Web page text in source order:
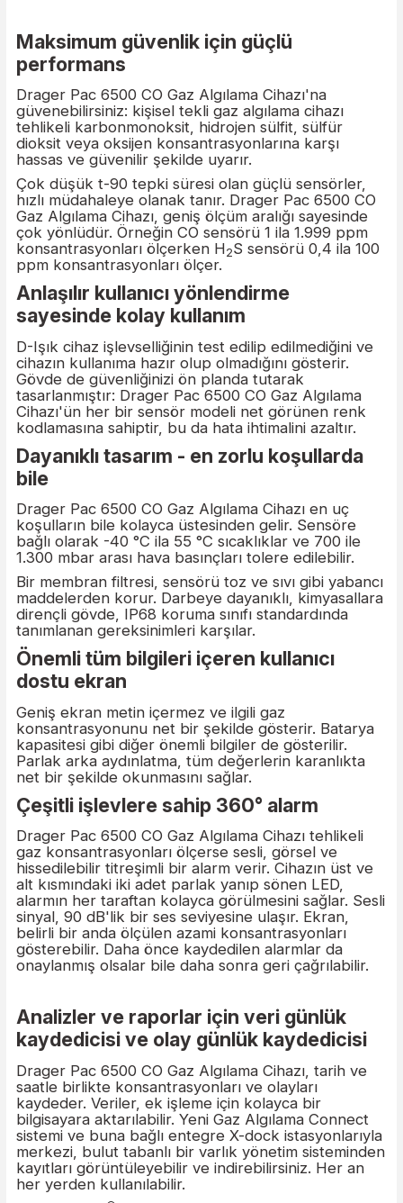
Drager
Drager Pac 6500 H2S Gaz Algılama Cihazı
Drager
Drager X-Am 2600 Portatif Gaz Algılama Cihazı
üzerinden kolayca Dräger Gaz Algılama Connect
sistemine aktarılabilir. Hızlı sensör tepki süreleri
güçlü batarya da güvenlik sağlar.
Maksimum güvenlik için güçlü
performans
Drager Pac 6500 CO Gaz Algılama Cihazı'na
güvenebilirsiniz: kişisel tekli gaz algılama cihazı
tehlikeli karbonmonoksit, hidrojen sülfit, sülfür
dioksit veya oksijen konsantrasyonlarına karşı
hassas ve güvenilir şekilde uyarır.
Çok düşük t-90 tepki süresi olan güçlü
hızlı müdahaleye olanak tanır. Drager Pac 6500
Gaz Algılama Cihazı, geniş ölçüm aralığı
çok yönlüdür. Örneğin CO sensörü 1 ila 1.999
konsantrasyonları ölçerken H2S sensörü 0,4 ila
ppm konsantrasyonları ölçer.
Anlaşılır kullanıcı yönlendirme
sayesinde kolay kullanım
D-Işık cihaz işlevselliğinin test edilip edilmediğini
Gövde de güvenliğinizi ön planda tutarak
tasarlanmıştır: Drager Pac 6500 CO Gaz Algılama
Cihazı'ün her bir sensör modeli net görünen
kodlamasına sahiptir, bu da hata ihtimalini azaltır.
Dayanıklı tasarım - en zorlu koşullarda
bile
Drager Pac 6500 CO Gaz Algılama Cihazı en uç
koşulların bile kolayca üstesinden gelir. Sensöre
bağlı olarak -40 °C ila 55 °C sıcaklıklar ve 700 ile
1.300 mbar arası hava basınçları tolere edilebilir.
Bir membran filtresi, sensörü toz ve sıvı gibi
maddelerden korur. Darbeye dayanıklı,
dirençli gövde, IP68 koruma sınıfı standardında
tanımlanan gereksinimleri karşılar.
Önemli tüm bilgileri içeren kullanıcı
dostu ekran
Geniş ekran metin içermez ve ilgili gaz
konsantrasyonunu net bir şekilde gösterir.
kapasitesi gibi diğer önemli bilgiler de gösterilir.
Parlak arka aydınlatma, tüm değerlerin
net bir şekilde okunmasını sağlar.
Drager Pac 6500 CO Gaz Algılama Cihazı tehlikeli
gaz konsantrasyonları ölçerse sesli, görsel ve
hissedilebilir titreşimli bir alarm verir. Cihazın üst
alt kısmındaki iki adet parlak yanıp sönen LED,
alarmın her taraftan kolayca görülmesini sağlar.
sinyal, 90 dB'lik bir ses seviyesine ulaşır. Ekran,
belirli bir anda ölçülen azami konsantrasyonları
gösterebilir. Daha önce kaydedilen alarmlar da
onaylanmış olsalar bile daha sonra geri